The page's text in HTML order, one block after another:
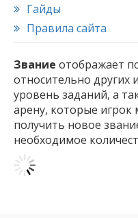
Гайды
Правила сайта
Звание отображает
относительно других
уровень заданий, а
арену, которые
получить новое
необходимое